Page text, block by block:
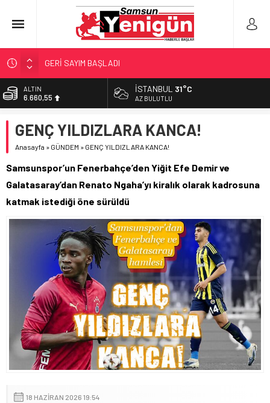
GERİ SAYIM BAŞLADI
SAMSUNSPOR’DA HEDEF 5’İNCİLİK!
‘BAFRA’YA YATIRIM YAPIN!’
YÖNETİCİ SEÇERKEN YAPILAN EN BÜYÜK HATALAR
ALTIN
6.660,55
13.779,39
DOLAR
55,1881
İSTANBUL 31°C
AZ BULUTLU
GENÇ YILDIZLARA KANCA!
Anasayfa » GÜNDEM » GENÇ YILDIZLARA KANCA!
Samsunspor’un Fenerbahçe’den Yiğit Efe Demir ve
Galatasaray’dan Renato Ngaha’yı kiralık olarak kadrosuna
katmak istediği öne sürüldü
18 HAZIRAN 2026 19:54